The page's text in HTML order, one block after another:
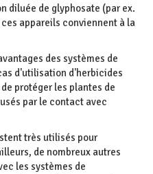
diluée de glyphosate (par ex.
appareils conviennent à la
des systèmes de
d'utilisation d'herbicides
protéger les plantes de
par le contact avec
très utilisés pour
de nombreux autres
les systèmes de